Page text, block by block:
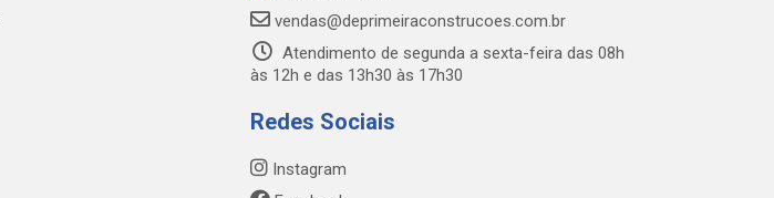
vendas@deprimeiraconstrucoes.com.br
Atendimento de segunda a sexta-feira das 08h
às 12h e das 13h30 às 17h30
Redes Sociais
Instagram